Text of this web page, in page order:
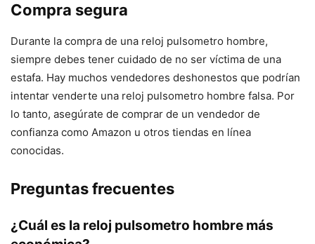
Compra segura
Durante la compra de una reloj pulsometro hombre,
siempre debes tener cuidado de no ser víctima de una
estafa. Hay muchos vendedores deshonestos que podrían
intentar venderte una reloj pulsometro hombre falsa. Por
lo tanto, asegúrate de comprar de un vendedor de
confianza como Amazon u otros tiendas en línea
conocidas.
Preguntas frecuentes
¿Cuál es la reloj pulsometro hombre más